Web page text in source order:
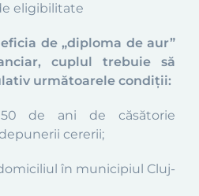
eligibilitate
de „diploma de aur”
cuplul trebuie să
următoarele condiții:
de ani de căsătorie
cererii;
în municipiul Cluj-